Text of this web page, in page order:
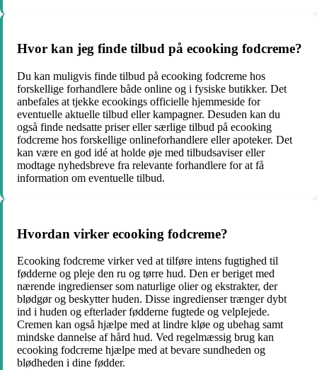
Hvor kan jeg finde tilbud på ecooking fodcreme?
Du kan muligvis finde tilbud på ecooking fodcreme hos
forskellige forhandlere både online og i fysiske butikker. Det
anbefales at tjekke ecookings officielle hjemmeside for
eventuelle aktuelle tilbud eller kampagner. Desuden kan du
også finde nedsatte priser eller særlige tilbud på ecooking
fodcreme hos forskellige onlineforhandlere eller apoteker. Det
kan være en god idé at holde øje med tilbudsaviser eller
modtage nyhedsbreve fra relevante forhandlere for at få
information om eventuelle tilbud.
Hvordan virker ecooking fodcreme?
Ecooking fodcreme virker ved at tilføre intens fugtighed til
fødderne og pleje den ru og tørre hud. Den er beriget med
nærende ingredienser som naturlige olier og ekstrakter, der
blødgør og beskytter huden. Disse ingredienser trænger dybt
ind i huden og efterlader fødderne fugtede og velplejede.
Cremen kan også hjælpe med at lindre kløe og ubehag samt
mindske dannelse af hård hud. Ved regelmæssig brug kan
ecooking fodcreme hjælpe med at bevare sundheden og
blødheden i dine fødder.